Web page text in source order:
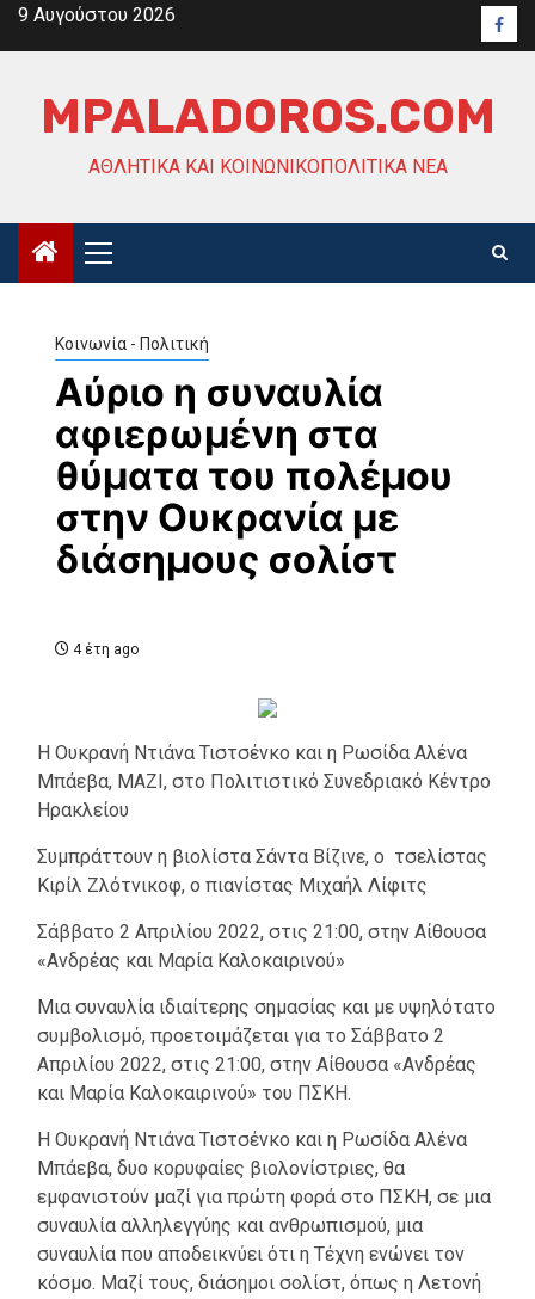
Skip9 Αυγούστου 2026
MPALADOROS.COM
ΑΘΛΗΤΙΚΆ ΚΑΙ ΚΟΙΝΩΝΙΚΟΠΟΛΙΤΙΚΆ ΝΈΑ
Primary
Menu
Κοινωνία - Πολιτική
Αύριο η συναυλία
αφιερωμένη στα
θύματα του πολέμου
στην Ουκρανία με
διάσημους σολίστ
4 έτη ago
Η Ουκρανή Ντιάνα Τιστσένκο και η Ρωσίδα Αλένα
Μπάεβα, ΜΑΖΙ, στο Πολιτιστικό Συνεδριακό Κέντρο
Ηρακλείου
Συμπράττουν η βιολίστα Σάντα Βίζινε, ο τσελίστας
Κιρίλ Ζλότνικοφ, ο πιανίστας Μιχαήλ Λίφιτς
Σάββατο 2 Απριλίου 2022, στις 21:00, στην Αίθουσα
«Ανδρέας και Μαρία Καλοκαιρινού»
Μια συναυλία ιδιαίτερης σημασίας και με υψηλότατο
συμβολισμό, προετοιμάζεται για το Σάββατο 2
Απριλίου 2022, στις 21:00, στην Αίθουσα «Ανδρέας
και Μαρία Καλοκαιρινού» του ΠΣΚΗ.
Η Ουκρανή Ντιάνα Τιστσένκο και η Ρωσίδα Αλένα
Μπάεβα, δυο κορυφαίες βιολονίστριες, θα
εμφανιστούν μαζί για πρώτη φορά στο ΠΣΚΗ, σε μια
συναυλία αλληλεγγύης και ανθρωπισμού, μια
συναυλία που αποδεικνύει ότι η Τέχνη ενώνει τον
κόσμο. Μαζί τους, διάσημοι σολίστ, όπως η Λετονή